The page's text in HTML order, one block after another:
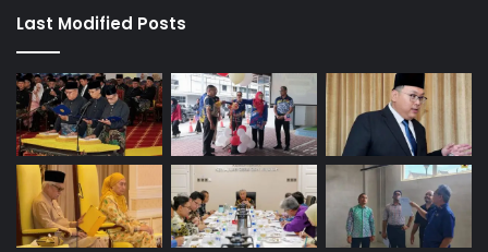
Last Modified Posts